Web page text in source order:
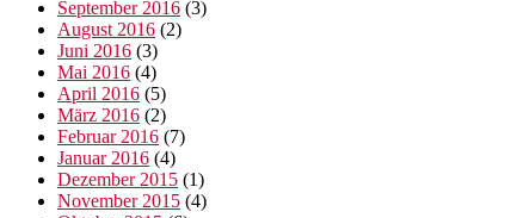
September 2016 (3)
August 2016 (2)
Juni 2016 (3)
Mai 2016 (4)
April 2016 (5)
März 2016 (2)
Februar 2016 (7)
Januar 2016 (4)
Dezember 2015 (1)
November 2015 (4)